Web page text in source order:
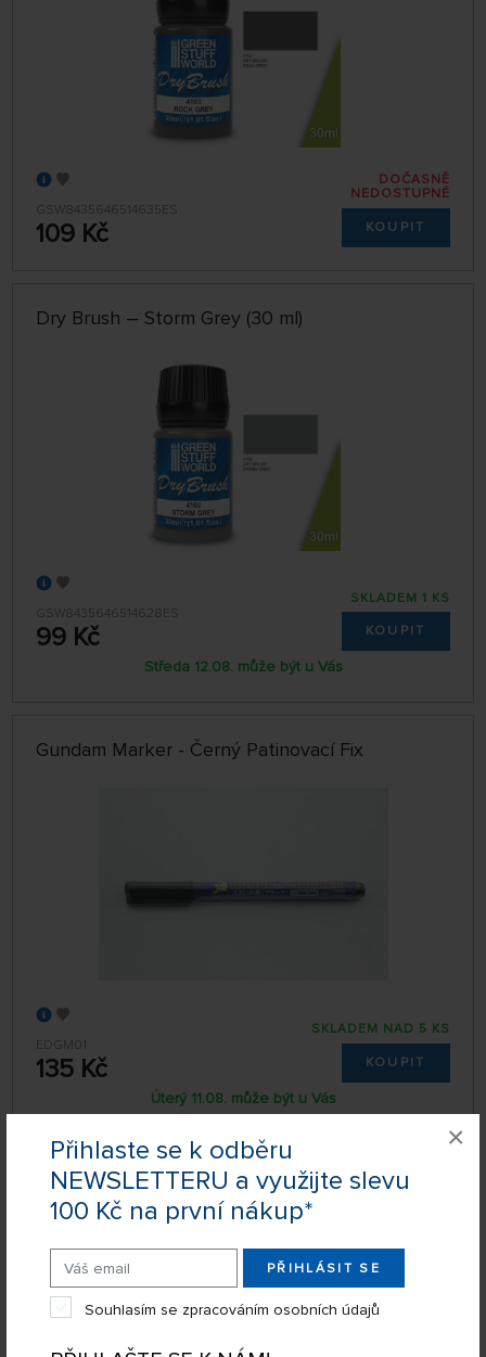
Přihlaste se k odběru
NEWSLETTERU a využijte slevu
100 Kč na první nákup*
PŘIHLÁSIT SE
Souhlasím se zpracováním osobních údajů
×
GSW8435646514635ES
109 Kč
DOČASNĚ
NEDOSTUPNÉ
KOUPIT
Dry Brush – Storm Grey (30 ml)
GSW8435646514628ES
99 Kč
SKLADEM 1 KS
KOUPIT
Středa 12.08. může být u Vás
Gundam Marker - Černý Patinovací Fix
EDGM01
135 Kč
SKLADEM NAD 5 KS
KOUPIT
Úterý 11.08. může být u Vás
Gundam Marker - Šedý Patinovací Fix